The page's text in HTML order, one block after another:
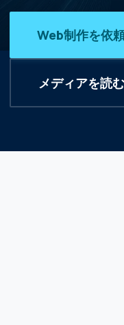
Web制作を依
メディアを読む